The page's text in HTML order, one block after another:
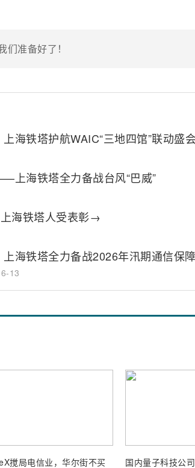
准备好了！
海铁塔护航WAIC“三地四馆”联动盛
上海铁塔全力备战台风“巴威”
海铁塔人受表彰→
海铁塔全力备战2026年汛期通信保
6-13
搅局电信业，华尔街不买
国内量子科技公